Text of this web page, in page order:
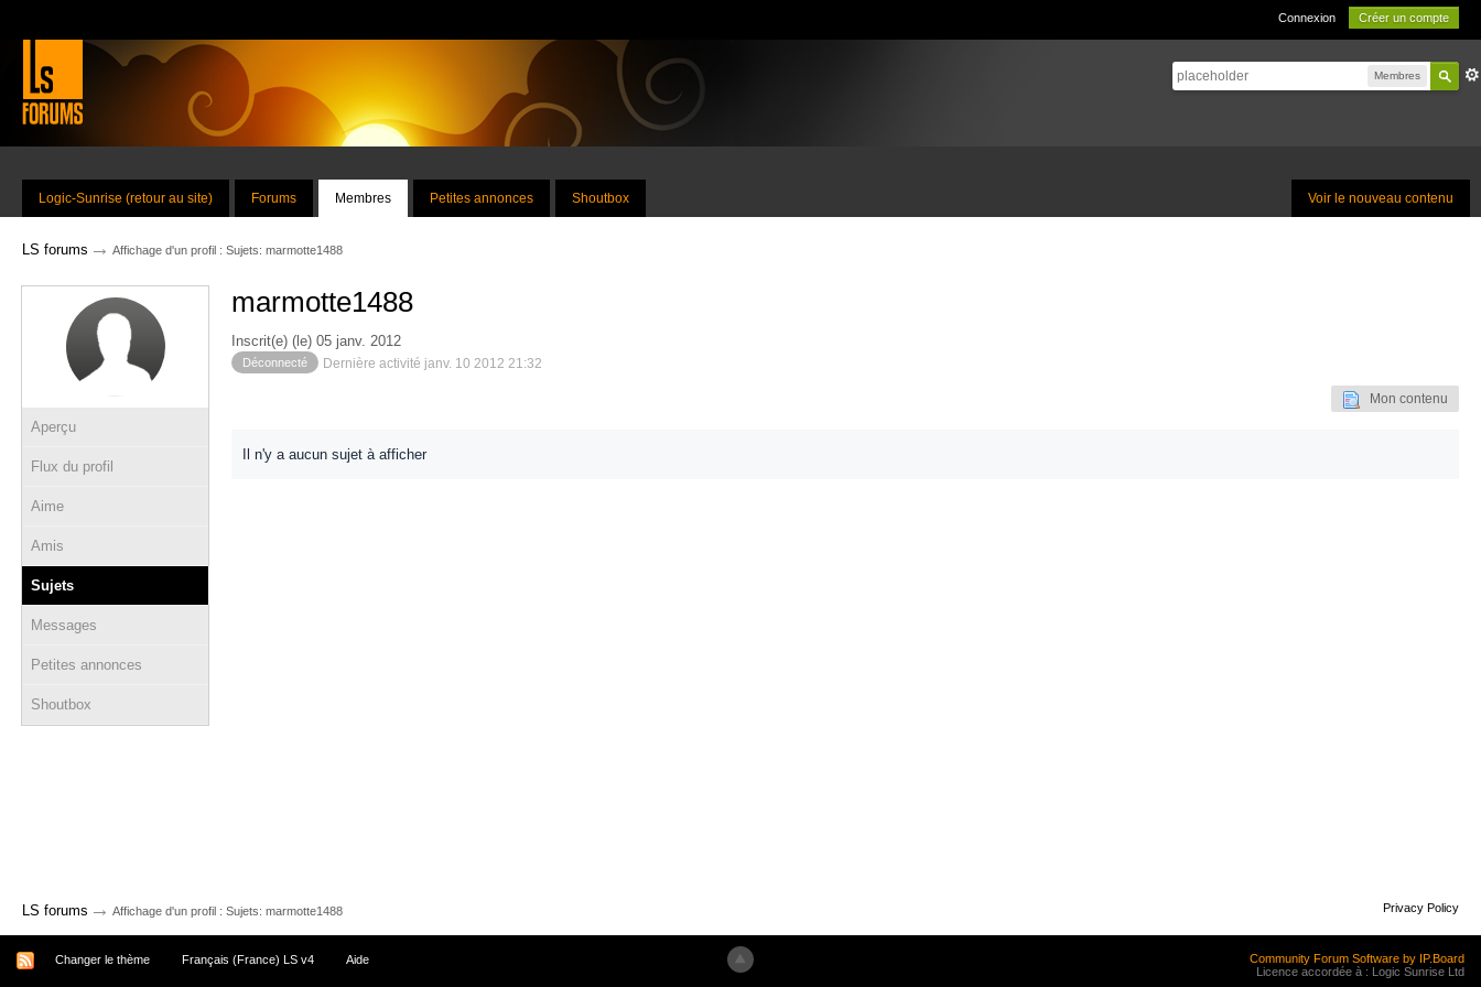
Connexion Créer un compte
Membres
Voir le nouveau contenu
Logic-Sunrise (retour au site) Forums Membres Petites annonces Shoutbox
LS forums → Affichage d'un profil : Sujets: marmotte1488
Aperçu
Flux du profil
Aime
Amis
Sujets
Messages
Petites annonces
Shoutbox
marmotte1488
Inscrit(e) (le) 05 janv. 2012
Déconnecté Dernière activité janv. 10 2012 21:32
Mon contenu
Il n'y a aucun sujet à afficher
LS forums → Affichage d'un profil : Sujets: marmotte1488 Privacy Policy
Changer le thème Français (France) LS v4 Aide
Community Forum Software by IP.Board
Licence accordée à : Logic Sunrise Ltd